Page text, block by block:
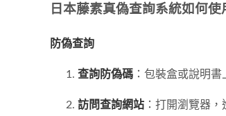
日本藤素真偽查詢系統如何使
防偽查詢
查詢防偽碼 ：包裝盒或說明
訪問查詢網站 ：打開瀏覽器